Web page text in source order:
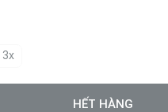
3x
HẾT HÀNG